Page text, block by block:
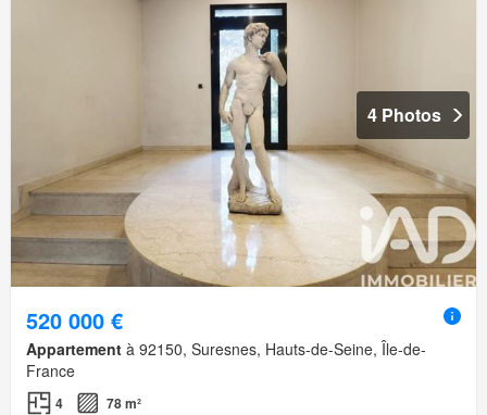
4 Photos
520 000 €
Appartement à 92150, Suresnes, Hauts-de-Seine, Île-de-
France
4 78 m²